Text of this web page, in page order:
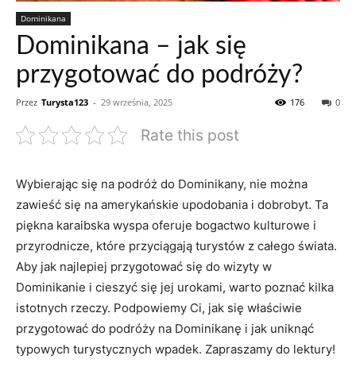
Dominikana
Dominikana – jak się
przygotować do podróży?
Przez Turysta123 - 29 września, 2025 0
176
Rate this post
Wybierając się na podróż do Dominikany, nie można
zawieść się‍ na ⁣amerykańskie upodobania i dobrobyt. ‌Ta
piękna karaibska wyspa oferuje bogactwo kulturowe i
przyrodnicze, które przyciągają turystów z całego świata.
‍Aby⁢ jak najlepiej przygotować ‍się​ do wizyty w
Dominikanie⁤ i cieszyć się jej urokami, warto poznać kilka
istotnych rzeczy. Podpowiemy Ci, jak się właściwie
⁢przygotować do podróży na ⁣Dominikanę i jak uniknąć
typowych turystycznych wpadek. Zapraszamy do‍ lektury!